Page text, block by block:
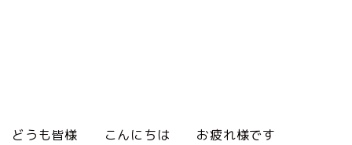
どうも皆様 こんにちは お疲れ様です